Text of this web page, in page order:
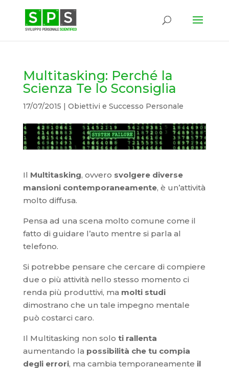
Multitasking: Perché la
Scienza Te lo Sconsiglia
17/07/2015 | Obiettivi e Successo Personale
Il Multitasking, ovvero svolgere diverse
mansioni contemporaneamente, è un’attività
molto diffusa.
Pensa ad una scena molto comune come il
fatto di guidare l’auto mentre si parla al
telefono.
Si potrebbe pensare che cercare di compiere
due o più attività nello stesso momento ci
renda più produttivi, ma molti studi
dimostrano che un tale impegno mentale
può costarci caro.
Il Multitasking non solo ti rallenta
aumentando la possibilità che tu compia
degli errori, ma cambia temporaneamente il